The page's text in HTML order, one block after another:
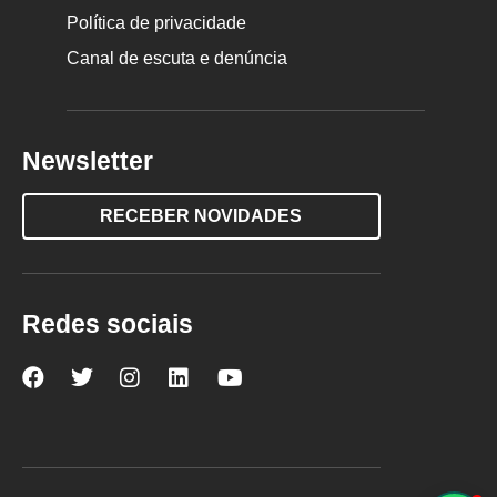
Política de privacidade
Canal de escuta e denúncia
Newsletter
RECEBER NOVIDADES
Redes sociais
Nova
Facebook
Nova
Twitter
Nova
Instagram
Nova
LinkedInYouTube